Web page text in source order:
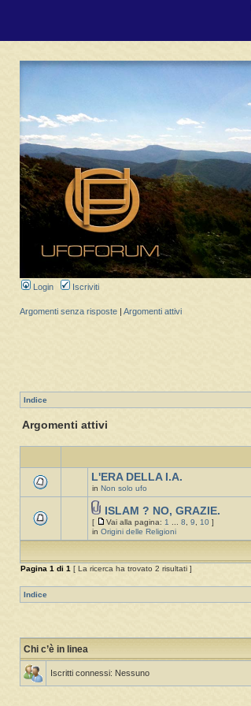
Login Iscriviti
Argomenti senza risposte Argomenti attivi
Indice
Argomenti attivi
L'ERA DELLA I.A.
in Non solo ufo
ISLAM ? NO, GRAZIE.
[ Vai alla pagina: 1 ... 8, 9, 10 ]
in Origini delle Religioni
Pagina 1 di 1 [ La ricerca ha trovato 2 risultati ]
Indice
Chi c’è in linea
Iscritti connessi: Nessuno